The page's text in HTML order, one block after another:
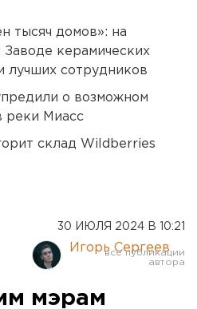
тысяч домов»: на
Заводе керамических
лучших сотрудников
о возможном
реки Миасс
склад Wildberries
30 ИЮЛЯ 2024 В 10:21
Игорь Сергеев
мэрам